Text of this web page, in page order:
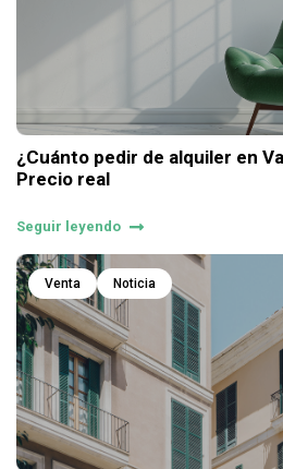
¿Cuánto pedir de alquiler en
Precio real
Seguir leyendo
Venta Noticia